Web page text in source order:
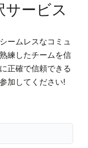
サービス
ームレスなコミュ
練したチームを信
正確で信頼できる
加してください!